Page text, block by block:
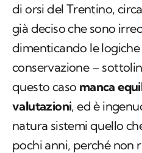
di orsi del Trentino,
già deciso che sono
dimenticando le
conservazione –
questo caso manca
valutazioni, ed è
natura sistemi quello
pochi anni, perché non